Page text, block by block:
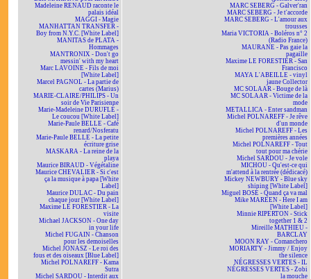
Madeleine RENAUD raconte le
palais idéal
MAGGI - Magie
MANHATTAN TRANSFER -
Boy from N.Y.C. [White Label]
MANITAS de PLATA -
Hommages
MANTRONIX - Don't go
messin' with my heart
Marc LAVOINE - Fils de moi
[White Label]
Marcel PAGNOL - La partie de
cartes (Marius)
MARIE-CLAIRE/PHILIPS - Un
soir de Vie Parisienne
Marie-Madeleine DURUFLÉ -
Le coucou [White Label]
Marie-Paule BELLE - Café
renard/Nosferatu
Marie-Paule BELLE - La petite
écriture grise
MASKARA - La reine de la
playa
Maurice BIRAUD - Végétaline
Maurice CHEVALIER - Si c'est
ça la musique à papa [White
Label]
Maurice DULAC - Du pain
chaque jour [White Label]
Maxime LE FORESTIER - La
visite
Michael JACKSON - One day
in your life
Michel FUGAIN - Chanson
pour les demoiselles
Michel JONASZ - Le roi des
fous et des oiseaux [Blue Label]
Michel POLNAREFF - Kama
Sutra
Michel SARDOU - Interdit aux
MARC SEBERG - Galver'ran
MARC SEBERG - Je t'accorde
MARC SEBERG - L'amour aux
trousses
Maria VICTORIA - Boléros n° 2
(Radio France)
MAURANE - Pas gaie la
pagaille
Maxime LE FORESTIER - San
Francisco
MAYA L'ABEILLE - vinyl
jaune Collector
MC SOLAAR - Bouge de là
MC SOLAAR - Victime de la
mode
METALLICA - Enter sandman
Michel POLNAREFF - Je rêve
d'un monde
Michel POLNAREFF - Les
premières années
Michel POLNAREFF - Tout
tout pour ma chérie
Michel SARDOU - Je vole
MICHOU - Qu'est-ce qui
m'attend à la rentrée (dédicacé)
Mickey NEWBURY - Blue sky
shining [White Label]
Miguel BOSÉ - Quand ça va mal
Mike MAREEN - Here I am
[White Label]
Minnie RIPERTON - Stick
together 1 & 2
Mireille MATHIEU -
BARCLAY
MOON RAY - Comanchero
MORIARTY - Jimmy / Enjoy
the silence
NÉGRESSES VERTES - IL
NÉGRESSES VERTES - Zobi
la mouche